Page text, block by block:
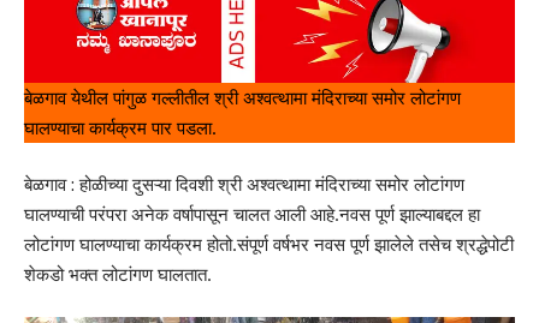
बेळगाव येथील पांगुळ गल्लीतील श्री अश्वत्थामा मंदिराच्या समोर लोटांगण
घालण्याचा कार्यक्रम पार पडला.
बेळगाव : होळीच्या दुसऱ्या दिवशी श्री अश्वत्थामा मंदिराच्या समोर लोटांगण
घालण्याची परंपरा अनेक वर्षापासून चालत आली आहे.नवस पूर्ण झाल्याबद्दल हा
लोटांगण घालण्याचा कार्यक्रम होतो.संपूर्ण वर्षभर नवस पूर्ण झालेले तसेच श्रद्धेपोटी
शेकडो भक्त लोटांगण घालतात.